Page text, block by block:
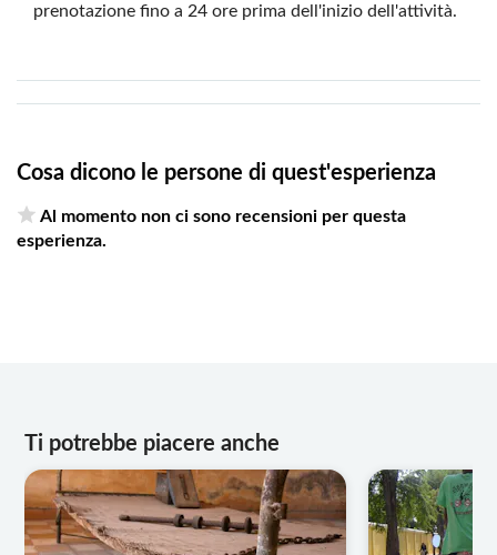
prenotazione fino a 24 ore prima dell'inizio dell'attività.
Cosa dicono le persone di quest'esperienza
Al momento non ci sono recensioni per questa
esperienza.
Ti potrebbe piacere anche